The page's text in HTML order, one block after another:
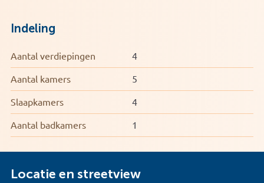
Indeling
Aantal verdiepingen 4
Aantal kamers 5
Slaapkamers 4
Aantal badkamers 1
Locatie en streetview